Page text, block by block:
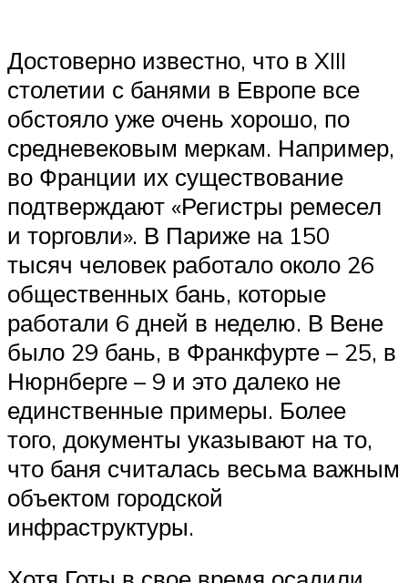
Достоверно известно, что в XIII
столетии с банями в Европе все
обстояло уже очень хорошо, по
средневековым меркам. Например,
во Франции их существование
подтверждают «Регистры ремесел
и торговли». В Париже на 150
тысяч человек работало около 26
общественных бань, которые
работали 6 дней в неделю. В Вене
было 29 бань, в Франкфурте – 25, в
Нюрнберге – 9 и это далеко не
единственные примеры. Более
того, документы указывают на то,
что баня считалась весьма важным
объектом городской
инфраструктуры.